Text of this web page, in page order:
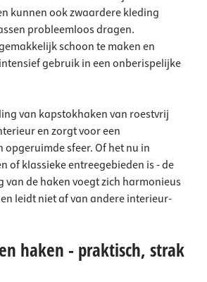
kunnen ook zwaardere kleding
probleemloos dragen.
schoon te maken en
gebruik in een onberispelijke
van kapstokhaken van roestvrij
en zorgt voor een
opgeruimde sfeer. Of het nu in
of klassieke entreegebieden is - de
de haken voegt zich harmonieus
leidt niet af van andere interieur-
haken - praktisch, strak